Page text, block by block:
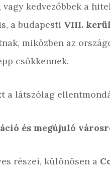
vagy kedvezőbbek a
a budapesti VIII.
miközben az
csökkennek.
a látszólag
és megújuló
részei, különösen a